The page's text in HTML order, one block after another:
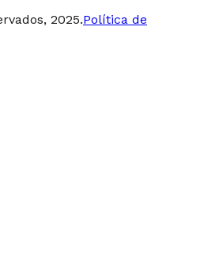
2025.Política de